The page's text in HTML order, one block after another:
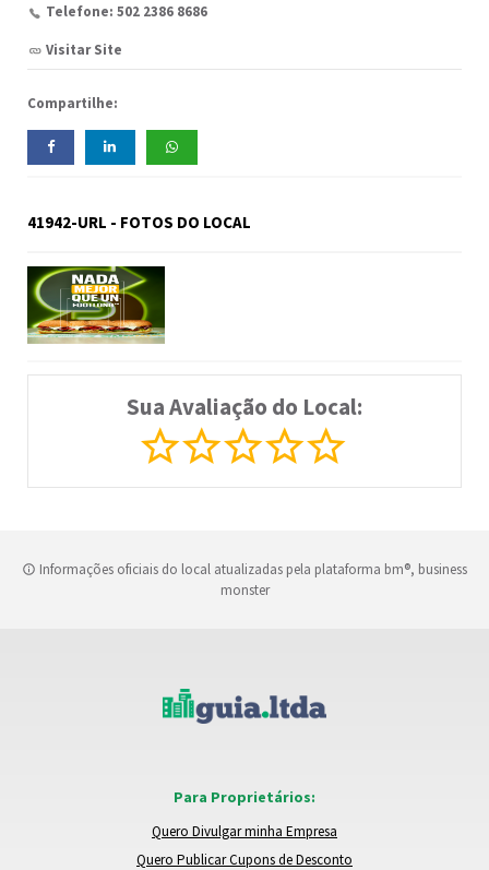
Telefone: 502 2386 8686
Visitar Site
Compartilhe:
41942-URL - FOTOS DO LOCAL
Sua Avaliação do Local:
Informações oficiais do local atualizadas pela plataforma bm®, business
monster
Para Proprietários:
Quero Divulgar minha Empresa
Quero Publicar Cupons de Desconto